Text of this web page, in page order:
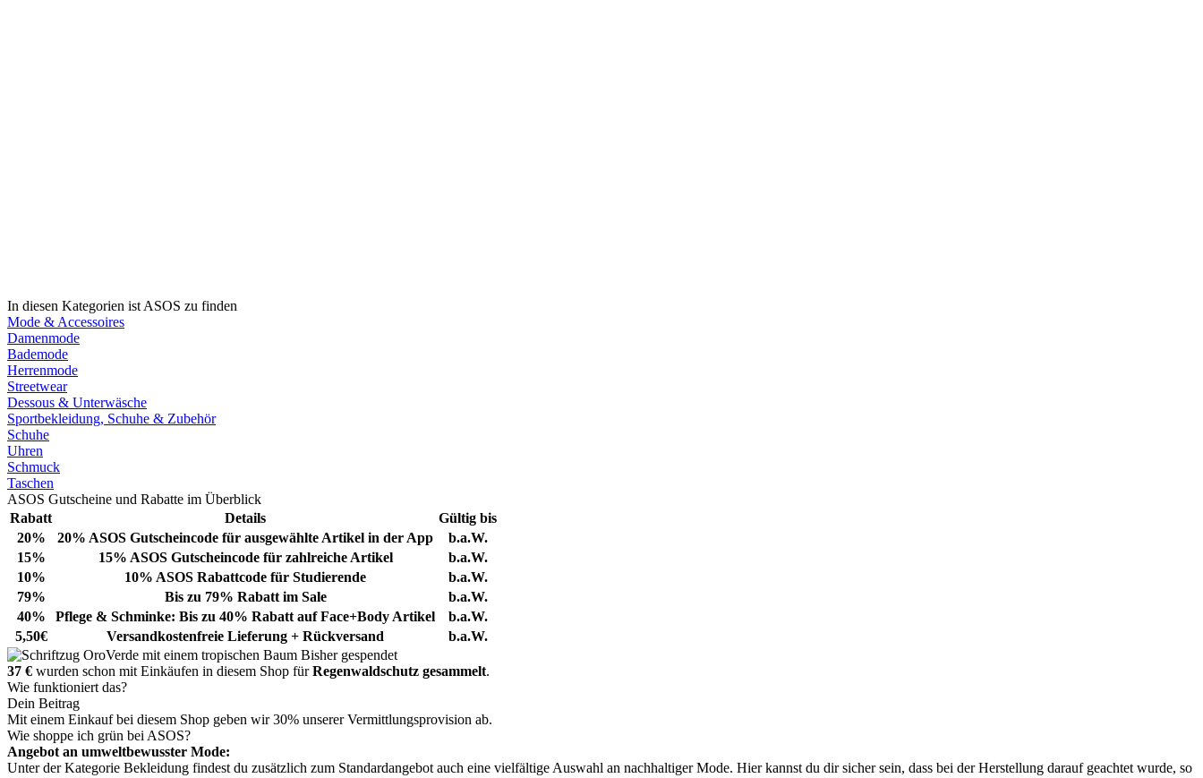
In diesen Kategorien ist ASOS zu finden
Mode & Accessoires
Damenmode
Bademode
Herrenmode
Streetwear
Dessous & Unterwäsche
Sportbekleidung, Schuhe & Zubehör
Schuhe
Uhren
Schmuck
Taschen
ASOS Gutscheine und Rabatte im Überblick
Rabatt
Details
Gültig bis
20%
20% ASOS Gutscheincode für ausgewählte Artikel in der App
b.a.W.
15%
15% ASOS Gutscheincode für zahlreiche Artikel
b.a.W.
10%
10% ASOS Rabattcode für Studierende
b.a.W.
79%
Bis zu 79% Rabatt im Sale
b.a.W.
40%
Pflege & Schminke: Bis zu 40% Rabatt auf Face+Body Artikel
b.a.W.
5,50€
Versandkostenfreie Lieferung + Rückversand
b.a.W.
Bisher gespendet
37 € wurden schon mit Einkäufen in diesem Shop fürRegenwaldschutz gesammelt.
Wie funktioniert das?
Dein Beitrag
Mit einem Einkauf bei diesem Shop geben wir 30% unserer Vermittlungsprovision ab.
Wie shoppe ich grün bei ASOS?
Angebot an umweltbewusster Mode:
Unter der Kategorie Bekleidung findest du zusätzlich zum Standardangebot auch eine vielfältige Auswahl an nachhaltiger Mode. Hier kannst du dir sicher sein, dass bei der Herstellung darauf geachtet wurde, so